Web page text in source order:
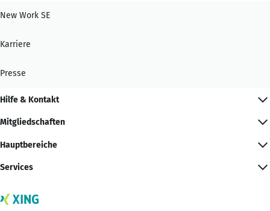
New Work SE
Karriere
Presse
Hilfe & Kontakt
Mitgliedschaften
Hauptbereiche
Services